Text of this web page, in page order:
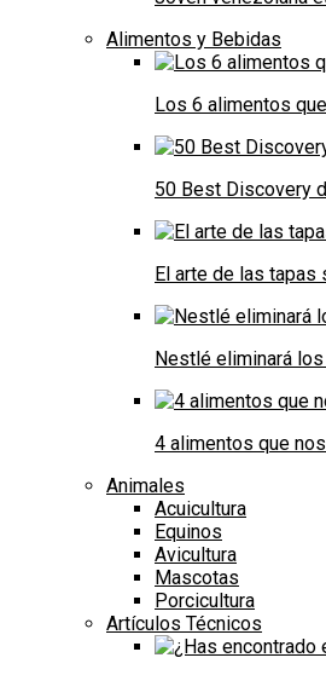
Alimentos y Bebidas
Los 6 alimentos
50 Best Discovery
El arte de las tapas
Nestlé eliminará
4 alimentos que
Animales
Acuicultura
Equinos
Avicultura
Mascotas
Porcicultura
Artículos Técnicos